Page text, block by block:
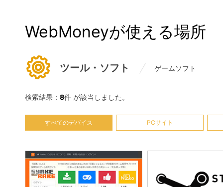
WebMoneyが使える場所
ツール・ソフト ゲームソフト
検索結果： 8件 が該当しました。
すべてのデバイス PCサイト